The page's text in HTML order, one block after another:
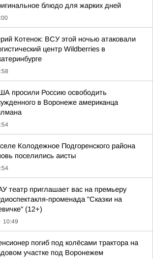
блюдо для жарких дней
Котенок: ВСУ этой ночью атаковали
центр Wildberries в
просили Россию освободить
в Воронеже американца
Колодежное Подгоренского района
поселились аисты
театр приглашает вас на премьеру
променада "Сказки на
(12+)
10:49
погиб под колёсами трактора на
участке под Воронежем